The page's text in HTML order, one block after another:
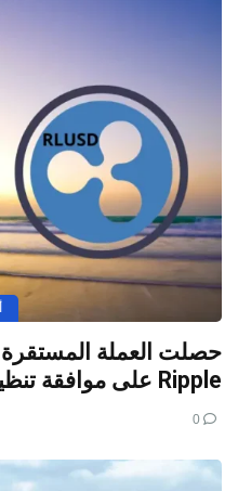
Ripple على موافقة تنظيمية في دبي